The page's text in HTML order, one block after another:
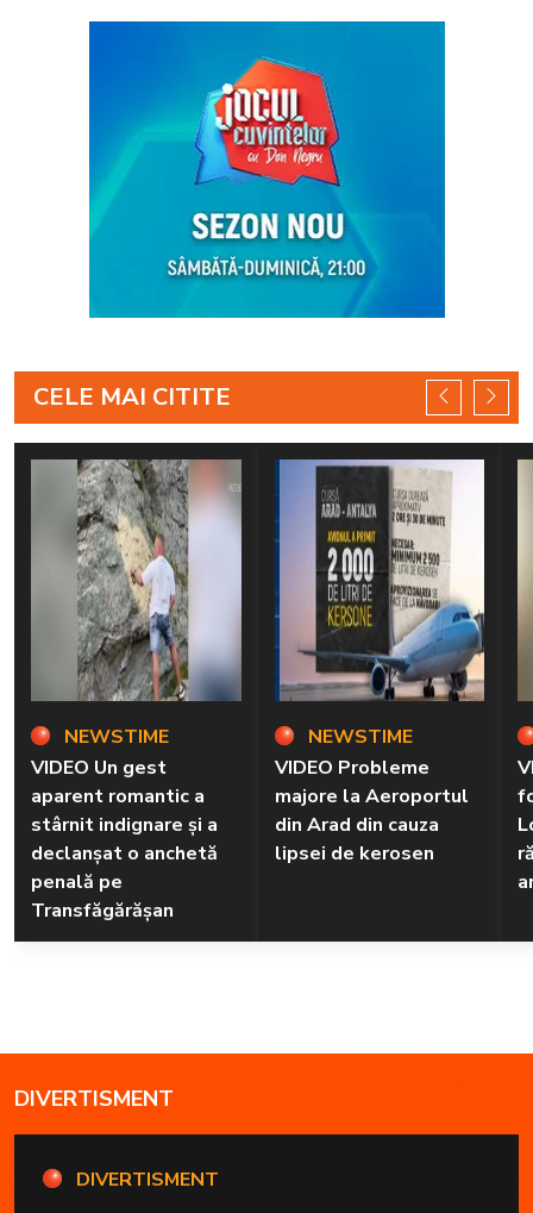
CELE MAI CITITE
NEWSTIME
VIDEO Un gest
aparent romantic a
stârnit indignare și a
declanșat o anchetă
penală pe
Transfăgărășan
NEWSTIME
VIDEO Probleme
majore la Aeroportul
din Arad din cauza
lipsei de kerosen
DIVERTISMENT
DIVERTISMENT